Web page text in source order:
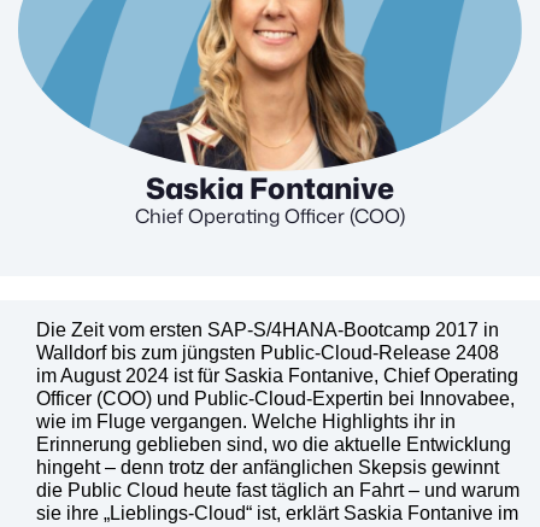
Saskia Fontanive
Chief Operating Officer (COO)
Die Zeit vom ersten SAP-S/4HANA-Bootcamp 2017 in
Walldorf bis zum jüngsten Public-Cloud-Release 2408
im August 2024 ist für Saskia Fontanive, Chief Operating
Officer (COO) und Public-Cloud-Expertin bei Innovabee,
wie im Fluge vergangen. Welche Highlights ihr in
Erinnerung geblieben sind, wo die aktuelle Entwicklung
hingeht – denn trotz der anfänglichen Skepsis gewinnt
die Public Cloud heute fast täglich an Fahrt – und warum
sie ihre „Lieblings-Cloud“ ist, erklärt Saskia Fontanive im